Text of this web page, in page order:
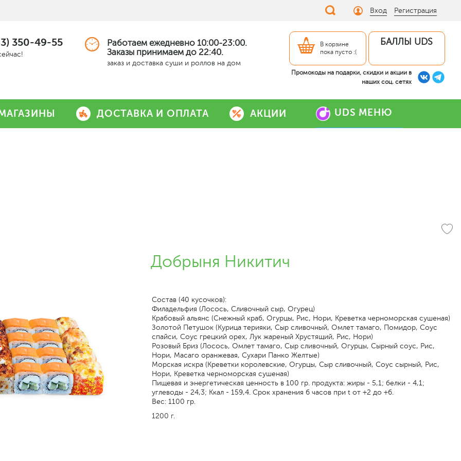
Вход Регистрация
350-49-55
Работаем ежедневно 10:00-23:00.
Заказы принимаем до 22:40.
заказ и доставка суши и роллов на дом
В корзине
пока пусто :(
БАЛЛЫ UDS
Промокоды на подарки, скидки и акции в
наших соц. сетях
ДОСТАВКА И ОПЛАТА АКЦИИ UDS МЕНЮ
Добрыня Никитич
Состав (40 кусочков):
Филадельфия (Лосось, Сливочный сыр, Огурец)
Крабовый альянс (Снежный краб, Огурцы, Рис, Нори, Креветка черноморская сушеная)
Золотой Петушок (Курица терияки, Сыр сливочный, Омлет тамаго, Помидор, Соус
спайси, Соус грецкий орех, Лук жареный Хрустящий, Рис, Нори)
Розовый Бриз (Лосось, Омлет тамаго, Сыр сливочный, Огурцы, Сырный соус, Рис,
Нори, Масаго оранжевая, Сухари Панко Желтые)
Морская искра (Креветки королевские, Огурцы, Сыр сливочный, Соус сырный, Рис,
Нори, Креветка черноморская сушеная)
Пищевая и энергетическая ценность в 100 гр. продукта: жиры - 5,1; белки - 4,1;
углеводы - 24,3; Ккал - 159,4. Срок хранения 6 часов при t от +2 до +6.
Вес: 1100 гр.
1200 г.